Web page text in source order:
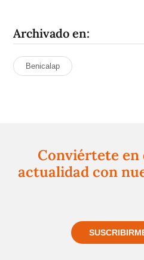
Archivado en:
Benicalap
Conviértete en
actualidad con